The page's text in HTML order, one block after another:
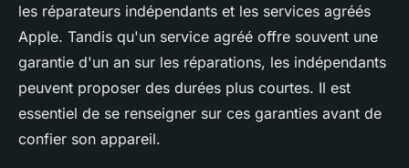
les réparateurs indépendants et les services agréés
Apple. Tandis qu'un service agréé offre souvent une
garantie d'un an sur les réparations, les indépendants
peuvent proposer des durées plus courtes. Il est
essentiel de se renseigner sur ces garanties avant de
confier son appareil.